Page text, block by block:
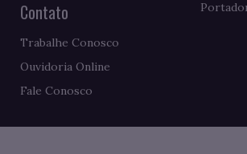
Contato
Trabalhe Conosco
Ouvidoria Online
Fale Conosco